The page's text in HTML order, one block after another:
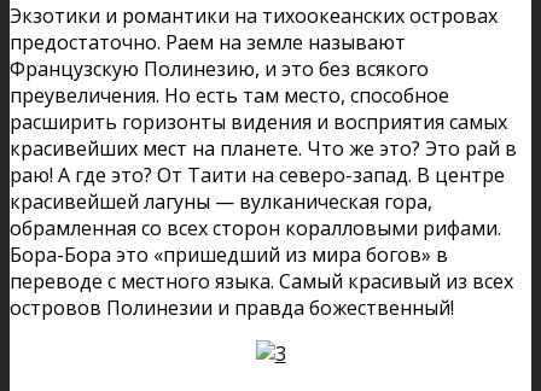
Экзотики и романтики на тихоокеанских островах
предостаточно. Раем на земле называют
Французскую Полинезию, и это без всякого
преувеличения. Но есть там место, способное
расширить горизонты видения и восприятия самых
красивейших мест на планете. Что же это? Это рай в
раю! А где это? От Таити на северо-запад. В центре
красивейшей лагуны — вулканическая гора,
обрамленная со всех сторон коралловыми рифами.
Бора-Бора это «пришедший из мира богов» в
переводе с местного языка. Самый красивый из всех
островов Полинезии и правда божественный!